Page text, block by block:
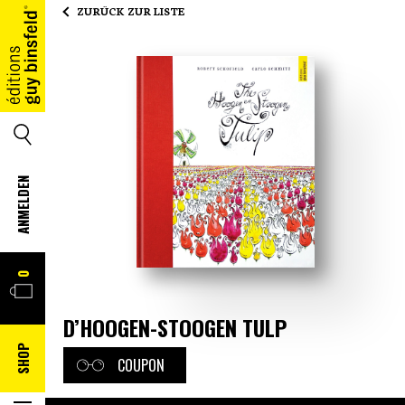
HOME
SUCHE
ANMELDEN
WARENKORB
0
SHOP
ZURÜCK ZUR LISTE
D’HOOGEN-STOOGEN TULP
COUPON